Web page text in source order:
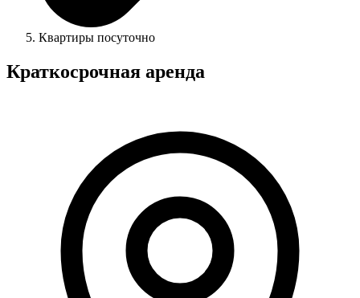
Квартиры посуточно
Краткосрочная аренда